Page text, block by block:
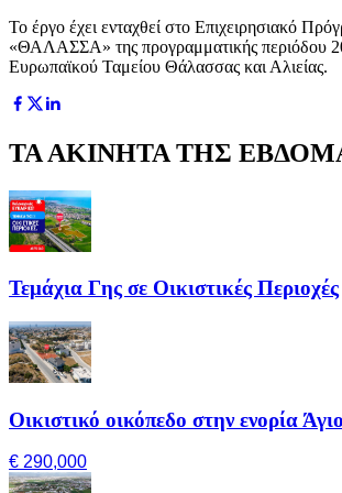
Το έργο έχει ενταχθεί στο Επιχειρησιακό
«ΘΑΛΑΣΣΑ» της προγραμματικής περιόδου
Ευρωπαϊκού Ταμείου Θάλασσας και Αλιείας.
ΤΑ ΑΚΙΝΗΤΑ ΤΗΣ
Τεμάχια Γης σε Οικιστικές Περιοχές
Οικιστικό οικόπεδο στην ενορία
€ 290,000